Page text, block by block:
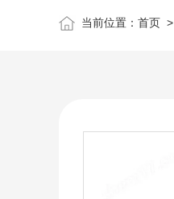
当前位置： 首页>